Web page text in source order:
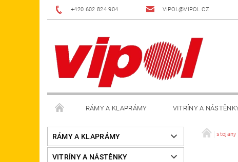
+420 602 824 904 VIPOL@VIPOL.CZ
RÁMY A KLAPRÁMY VITRÍNY A
DOPLŇKY OBCHODNÍ PODMÍNKY
RÁMY A KLAPRÁMY
VITRÍNY A NÁSTĚNKY
stojany